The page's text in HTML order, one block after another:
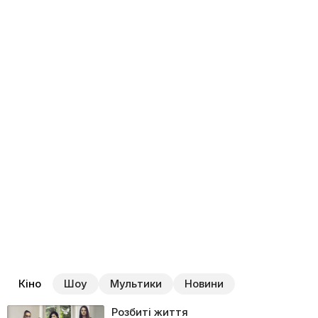
Кіно Шоу Мультики Новини
Розбиті життя